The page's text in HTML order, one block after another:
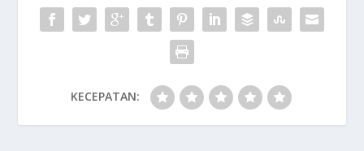
KECEPATAN: